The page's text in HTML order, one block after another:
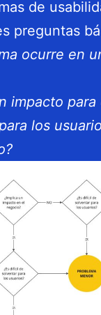
de
preguntas
ocurre en
impacto
los